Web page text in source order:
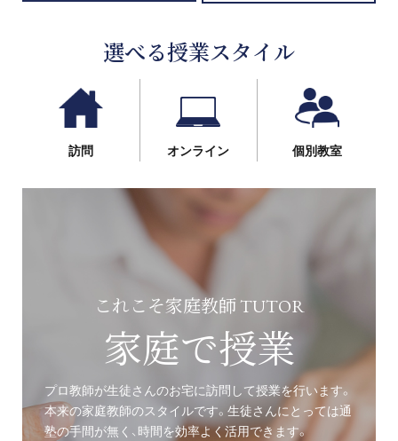
選べる授業スタイル
訪問 オンライン 個別教室
これこそ家庭教師 TUTOR
家庭で授業
プロ教師が生徒さんのお宅に訪問して授業を行います。
本来の家庭教師のスタイルです。生徒さんにとっては通
塾の手間が無く、時間を効率よく活用できます。